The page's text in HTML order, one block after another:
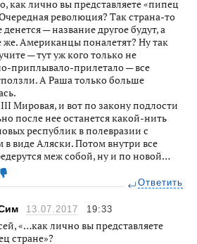
как лично вы представляете «пипец
революция? Так страна-то
— название другое будут, а
Американцы поналетят? Ну так
— тут уж кого только не
приплывало-прилетало — все
А Раша только больше
Мировая, и вот по закону подлости
после нее останется какой-нить
республик в полевразии с
виде Аляски. Потом внутри все
меж собой, ну и по новой…
Ответить
13.07.2017 19:33
«…как лично вы представляете
стране»?